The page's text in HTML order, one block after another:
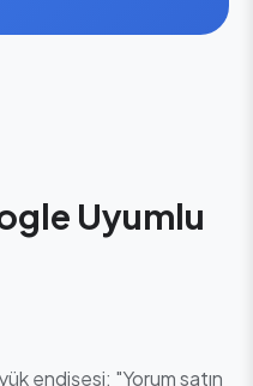
Uyumlu
endişesi: "Yorum satın